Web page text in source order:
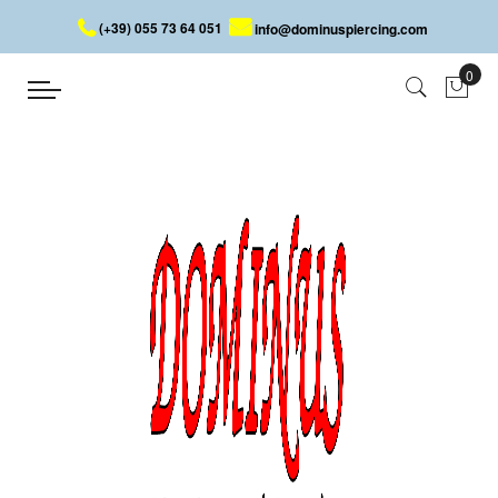
(+39) 055 73 64 051 info@dominuspiercing.com
DAITH
PIERCING OHR DAITH
Ein Daith-Piercing wird durch die Knorpelfalte direkt über dem
Eingang zum Gehörgang eingeführt. Lifestyle und Schmuck
gehen oft Hand in Hand. Ein edles Piercing passt immer gut zu